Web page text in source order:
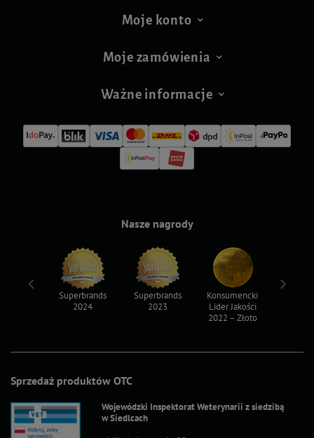
Moje konto
Moje zamówienia
Ważne informacje
Sprzedaż produktów OTC
Wojewódzki Inspektorat Weterynarii z siedzibą
w Siedlcach
Nasze nagrody
Superbrands
2024
Superbrands
2023
Konsumencki
Lider Jakości
2022 – Złoto